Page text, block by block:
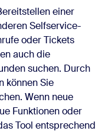
einer
Selfservice-
oder Tickets
auch die
suchen. Durch
können Sie
Wenn neue
Funktionen oder
Tool entsprechend